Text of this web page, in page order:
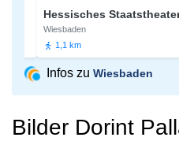
Hessisches Staatstheater
Wiesbaden
1,1 km
Infos zu Wiesbaden
Bilder Dorint